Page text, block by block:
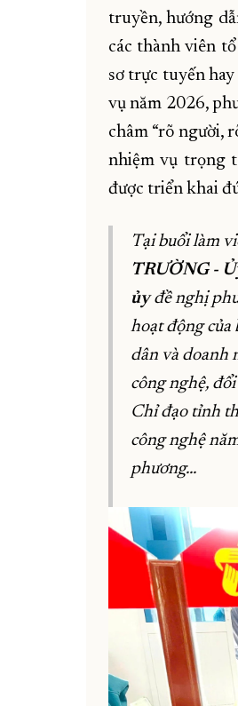
truyền, hướng
các thành viên
sơ trực tuyến
vụ năm 2026,
châm “rõ người,
nhiệm vụ trọng
được triển khai
Tại buổi làm
TRƯỜNG -
ủyđề nghị
hoạt động của
dân và doanh
công nghệ,
Chỉ đạo tỉnh
công nghệ
phương...